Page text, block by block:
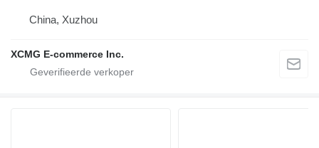
China, Xuzhou
XCMG E-commerce Inc.